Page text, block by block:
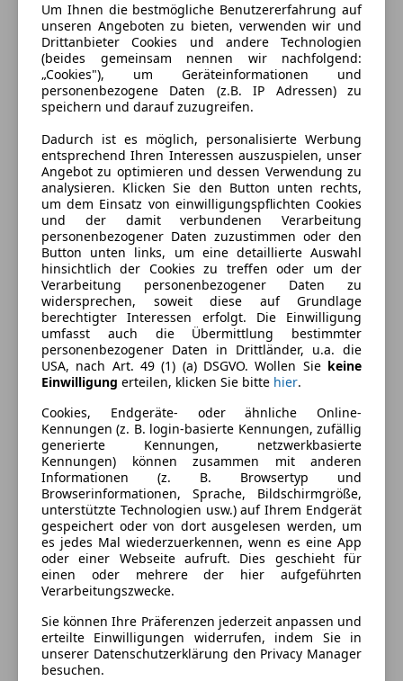
Schadstoffklasse
Euro 6
Kraftstoff
Benzin
Kraftstoffverbrauch
8,30 l/100 km (komb.)
Ausstattung
Komfort
360° Kamera
Einparkhilfe
Einparkhilfe Rückfahrkamera
Einparkhilfe Sensoren hinten
Einparkhilfe Sensoren vorne
Elektrische Fensterheber
Elektrische Heckklappe
Elektrische Seitenspiegel
Elektrische Sitze
Head-up display
Klimaanlage
Klimaautomatik
Lederausstattung
Lederlenkrad
Multifunktionslenkrad
Navigationssystem
Panoramadach
Regensensor
Schiebedach
Schlüssellose Zentralverriegelung
Mehr anzeigen
Farbe und Innenausstattung
Außenfarbe
Blau
Lackierung
Metallic
Farbe der
Innenausstattung
Schwarz
Innenausstattung Vollleder
Fahrzeugbeschreibung
Verkaufe TOP Ausgestatteten GLC 43 AMG
21 Zoll Alufelgen
Sitzlüftung/Sitzheizung
Originale elektrische AHK
LED
360° Kamera
Um Ihnen die bestmögliche Benutzererfahrung auf
unseren Angeboten zu bieten, verwenden wir und
Drittanbieter Cookies und andere Technologien
(beides gemeinsam nennen wir nachfolgend:
„Cookies"), um Geräteinformationen und
personenbezogene Daten (z.B. IP Adressen) zu
speichern und darauf zuzugreifen.
Dadurch ist es möglich, personalisierte Werbung
entsprechend Ihren Interessen auszuspielen, unser
Angebot zu optimieren und dessen Verwendung zu
analysieren. Klicken Sie den Button unten rechts,
um dem Einsatz von einwilligungspflichten Cookies
und der damit verbundenen Verarbeitung
personenbezogener Daten zuzustimmen oder den
Button unten links, um eine detaillierte Auswahl
hinsichtlich der Cookies zu treffen oder um der
Verarbeitung personenbezogener Daten zu
widersprechen, soweit diese auf Grundlage
berechtigter Interessen erfolgt. Die Einwilligung
umfasst auch die Übermittlung bestimmter
personenbezogener Daten in Drittländer, u.a. die
USA, nach Art. 49 (1) (a) DSGVO. Wollen Sie keine
Einwilligung erteilen, klicken Sie bitte hier.
Cookies, Endgeräte- oder ähnliche Online-
Kennungen (z. B. login-basierte Kennungen, zufällig
generierte Kennungen, netzwerkbasierte
Kennungen) können zusammen mit anderen
Informationen (z. B. Browsertyp und
Browserinformationen, Sprache, Bildschirmgröße,
unterstützte Technologien usw.) auf Ihrem Endgerät
gespeichert oder von dort ausgelesen werden, um
es jedes Mal wiederzuerkennen, wenn es eine App
oder einer Webseite aufruft. Dies geschieht für
einen oder mehrere der hier aufgeführten
Verarbeitungszwecke.
Sie können Ihre Präferenzen jederzeit anpassen und
erteilte Einwilligungen widerrufen, indem Sie in
unserer Datenschutzerklärung den Privacy Manager
besuchen.